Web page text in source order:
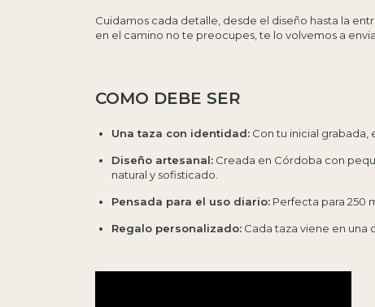
Cuidamos cada detalle, desde el diseño hasta la
en el camino no te preocupes, te lo volvemos a
COMO DEBE SER
Una taza con identidad: Con tu inicial grabada,
Diseño artesanal: Creada en Córdoba con
natural y sofisticado.
Pensada para el uso diario: Perfecta para 250
Regalo personalizado: Cada taza viene en una